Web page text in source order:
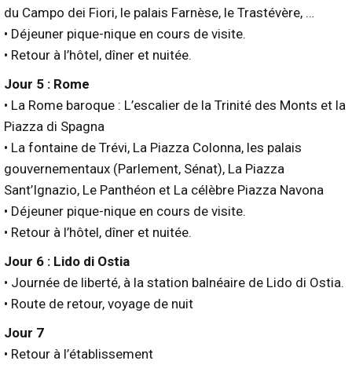
du Campo dei Fiori, le palais Farnèse, le Trastévère, …
• Déjeuner pique-nique en cours de visite.
• Retour à l’hôtel, dîner et nuitée.
Jour 5 : Rome
• La Rome baroque : L’escalier de la Trinité des Monts et la
Piazza di Spagna
• La fontaine de Trévi, La Piazza Colonna, les palais
gouvernementaux (Parlement, Sénat), La Piazza
Sant’Ignazio, Le Panthéon et La célèbre Piazza Navona
• Déjeuner pique-nique en cours de visite.
• Retour à l’hôtel, dîner et nuitée.
Jour 6 : Lido di Ostia
• Journée de liberté, à la station balnéaire de Lido di Ostia.
• Route de retour, voyage de nuit
Jour 7
• Retour à l’établissement